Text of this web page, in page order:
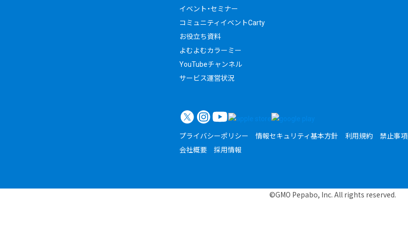
イベント・セミナー
コミュニティイベントCarty
お役立ち資料
よむよむカラーミー
YouTubeチャンネル
サービス運営状況
プライバシーポリシー 情報セキュリティ基本方針 利用規約 禁止事項
会社概要
採用情報
©GMO Pepabo, Inc. All rights reserved.